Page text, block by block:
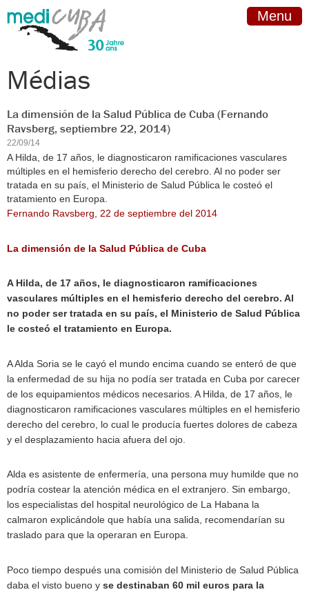
Menu
Médias
La dimensión de la Salud Pública de Cuba (Fernando
Ravsberg, septiembre 22, 2014)
22/09/14
A Hilda, de 17 años, le diagnosticaron ramificaciones vasculares
múltiples en el hemisferio derecho del cerebro. Al no poder ser
tratada en su país, el Ministerio de Salud Pública le costeó el
tratamiento en Europa.
Fernando Ravsberg, 22 de septiembre del 2014
La dimensión de la Salud Pública de Cuba
A Hilda, de 17 años, le diagnosticaron ramificaciones
vasculares múltiples en el hemisferio derecho del cerebro. Al
no poder ser tratada en su país, el Ministerio de Salud Pública
le costeó el tratamiento en Europa.
A Alda Soria se le cayó el mundo encima cuando se enteró de que
la enfermedad de su hija no podía ser tratada en Cuba por carecer
de los equipamientos médicos necesarios. A Hilda, de 17 años, le
diagnosticaron ramificaciones vasculares múltiples en el hemisferio
derecho del cerebro, lo cual le producía fuertes dolores de cabeza
y el desplazamiento hacia afuera del ojo.
Alda es asistente de enfermería, una persona muy humilde que no
podría costear la atención médica en el extranjero. Sin embargo,
los especialistas del hospital neurológico de La Habana la
calmaron explicándole que había una salida, recomendarían su
traslado para que la operaran en Europa.
Poco tiempo después una comisión del Ministerio de Salud Pública
daba el visto bueno y se destinaban 60 mil euros para la